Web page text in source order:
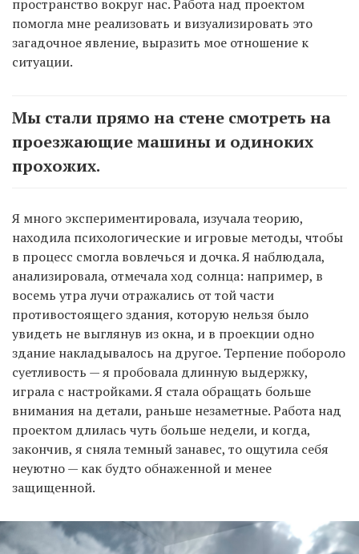
пространство вокруг нас. Работа над проектом
помогла мне реализовать и визуализировать это
загадочное явление, выразить мое отношение к
ситуации.
Мы стали прямо на стене смотреть на
проезжающие машины и одиноких
прохожих.
Я много экспериментировала, изучала теорию,
находила психологические и игровые методы, чтобы
в процесс смогла вовлечься и дочка. Я наблюдала,
анализировала, отмечала ход солнца: например, в
восемь утра лучи отражались от той части
противостоящего здания, которую нельзя было
увидеть не выглянув из окна, и в проекции одно
здание накладывалось на другое. Терпение побороло
суетливость — я пробовала длинную выдержку,
играла с настройками. Я стала обращать больше
внимания на детали, раньше незаметные. Работа над
проектом длилась чуть больше недели, и когда,
закончив, я сняла темный занавес, то ощутила себя
неуютно — как будто обнаженной и менее
защищенной.